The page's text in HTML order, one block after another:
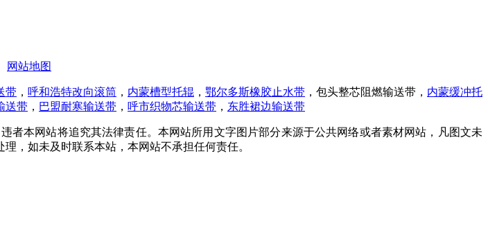
网站地图
带 ， 呼和浩特改向滚筒 ， 内蒙槽型托辊 ， 鄂尔多斯橡胶止水带 ，包头整芯阻燃输送带， 内蒙缓冲托
送带 ， 巴盟耐寒输送带 ， 呼市织物芯输送带 ， 东胜裙边输送带
本网站将追究其法律责任。本网站所用文字图片部分来源于公共网络或者素材网站，凡图文未
，如未及时联系本站，本网站不承担任何责任。